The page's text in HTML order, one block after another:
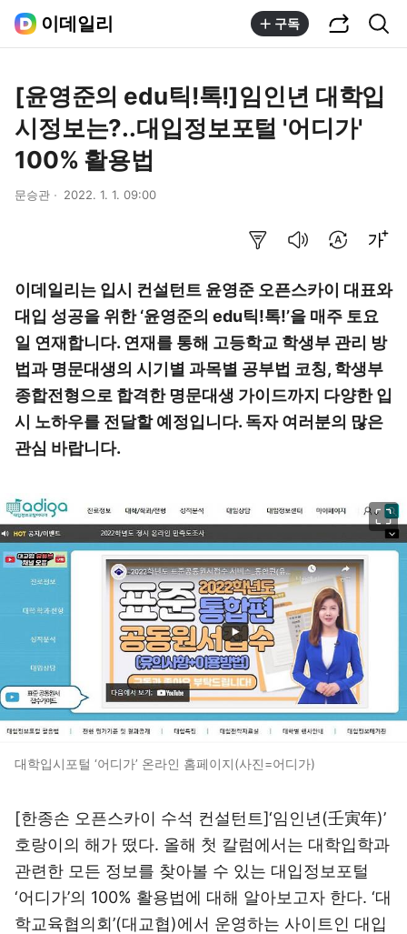
이데일리 구독
[윤영준의 edu틱!톡!]임인년 대학입
시정보는?..대입정보포털 '어디가'
100% 활용법
문승관 2022. 1. 1. 09:00
이데일리는 입시 컨설턴트 윤영준 오픈스카이 대표와
대입 성공을 위한 ‘윤영준의 edu틱!톡!’을 매주 토요
일 연재합니다. 연재를 통해 고등학교 학생부 관리 방
법과 명문대생의 시기별 과목별 공부법 코칭, 학생부
종합전형으로 합격한 명문대생 가이드까지 다양한 입
시 노하우를 전달할 예정입니다. 독자 여러분의 많은
관심 바랍니다.
대학입시포털 ‘어디가’ 온라인 홈페이지(사진=어디가)
[한종손 오픈스카이 수석 컨설턴트]‘임인년(壬寅年)’
호랑이의 해가 떴다. 올해 첫 칼럼에서는 대학입학과
관련한 모든 정보를 찾아볼 수 있는 대입정보포털
‘어디가’의 100% 활용법에 대해 알아보고자 한다. ‘대
학교육협의회’(대교협)에서 운영하는 사이트인 대입